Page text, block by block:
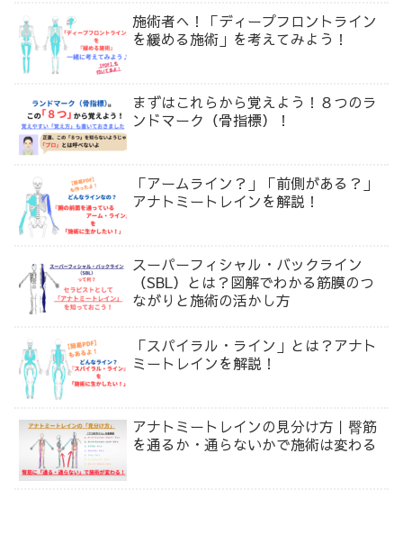
施術者へ！「ディープフロントライン
を緩める施術」を考えてみよう！
まずはこれらから覚えよう！８つのラ
ンドマーク（骨指標）！
「アームライン？」「前側がある？」
アナトミートレインを解説！
スーパーフィシャル・バックライン
（SBL）とは？図解でわかる筋膜のつ
ながりと施術の活かし方
「スパイラル・ライン」とは？アナト
ミートレインを解説！
アナトミートレインの見分け方｜臀筋
を通るか・通らないかで施術は変わる